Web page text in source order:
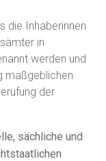
die Inhaberinnen
in
werden und
maßgeblichen
der
sächliche und